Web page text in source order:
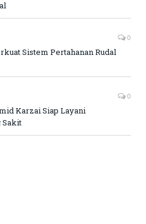
0
Sistem Pertahanan Rudal
0
Karzai Siap Layani
Sakit